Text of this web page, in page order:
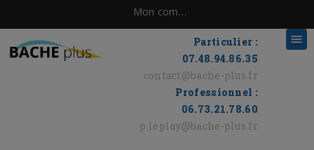
Mon compte
Particulier :
07.48.94.86.35
contact@bache-plus.fr
Professionnel :
06.73.21.78.60
p.leplay@bache-plus.fr
